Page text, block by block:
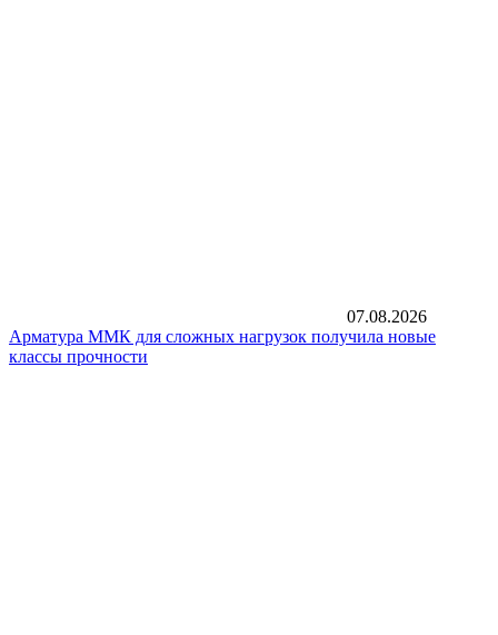
07.08.2026
Арматура ММК для сложных нагрузок получила новые
классы прочности